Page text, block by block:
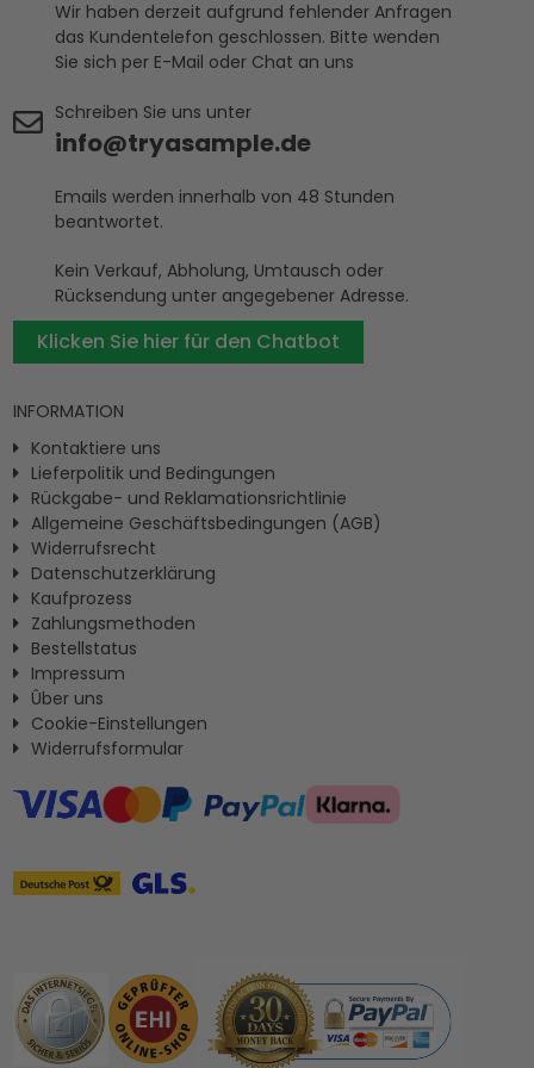
Wir haben derzeit aufgrund fehlender Anfragen
das Kundentelefon geschlossen. Bitte wenden
Sie sich per E-Mail oder Chat an uns
Schreiben Sie uns unter
info@tryasample.de
Emails werden innerhalb von 48 Stunden
beantwortet.
Kein Verkauf, Abholung, Umtausch oder
Rücksendung unter angegebener Adresse.
Klicken Sie hier für den Chatbot
INFORMATION
Kontaktiere uns
Lieferpolitik und Bedingungen
Rückgabe- und Reklamationsrichtlinie
Allgemeine Geschäftsbedingungen (AGB)
Widerrufsrecht
Datenschutzerklärung
Kaufprozess
Zahlungsmethoden
Bestellstatus
Impressum
Ûber uns
Cookie-Einstellungen
Widerrufsformular